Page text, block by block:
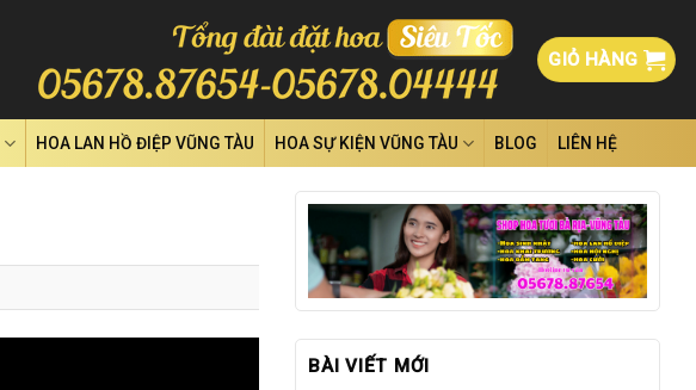
GIỎ HÀNG
HOA LAN HỒ ĐIỆP VŨNG TÀU HOA SỰ KIỆN VŨNG TÀU BLOG LIÊN HỆ
BÀI VIẾT MỚI